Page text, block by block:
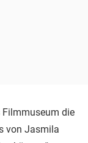
Filmmuseum die
von Jasmila